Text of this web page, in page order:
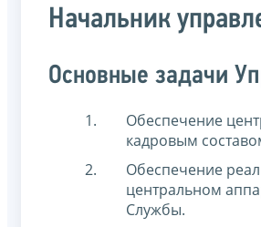
Начальник
Основные задачи
Обеспечение
кадровым
Обеспечение
центральном
Службы.